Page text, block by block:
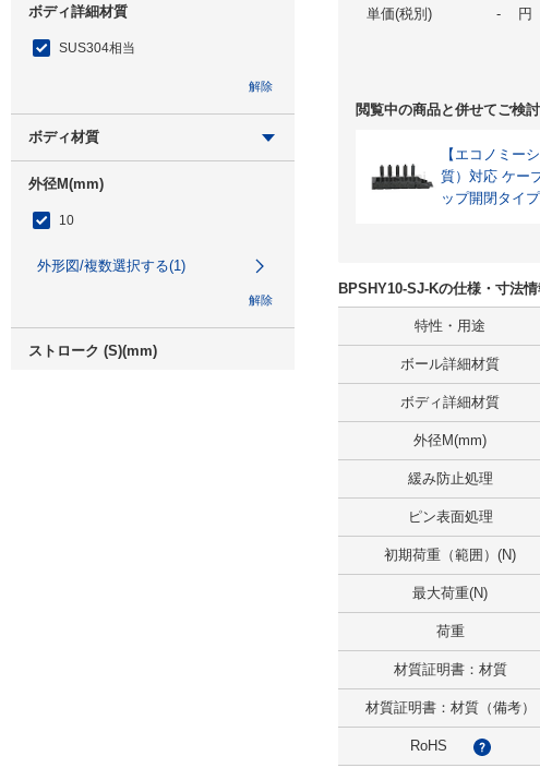
ボディ詳細材質
SUS304相当
解除
ボディ材質
外径M(mm)
10
外形図/複数選択する(1)
解除
ストローク (S)(mm)
単価(税別) - 円
閲覧中の商品と併せてご検
【エコノミー
質）対応 ケー
ップ開閉タイプ
BPSHY10-SJ-Kの仕様・寸法情
特性・用途
ボール詳細材質
ボディ詳細材質
外径M(mm)
緩み防止処理
ピン表面処理
初期荷重（範囲）(N)
最大荷重(N)
荷重
材質証明書：材質
材質証明書：材質（備考）
RoHS ?